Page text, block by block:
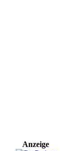
Anzeige